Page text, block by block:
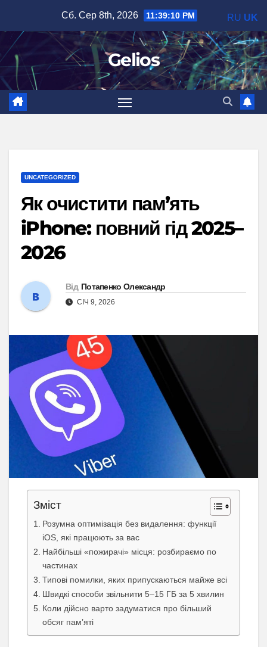
вмісту
Сб. Сер 8th, 2026 11:39:11 PM
Gelios
UNCATEGORIZED
Як очистити пам’ять
iPhone: повний гід 2025–
2026
Від Потапенко Олександр
СІЧ 9, 2026
Зміст
Розумна оптимізація без видалення: функції
iOS, які працюють за вас
Найбільші «пожирачі» місця: розбираємо по
частинах
Типові помилки, яких припускаються майже всі
Швидкі способи звільнити 5–15 ГБ за 5 хвилин
Коли дійсно варто задуматися про більший
обсяг пам’яті
RU UK